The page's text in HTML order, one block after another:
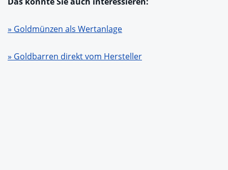
» Goldmünzen als Wertanlage
» Goldbarren direkt vom Hersteller